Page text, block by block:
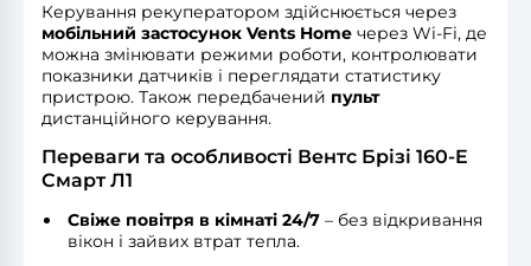
Керування рекуператором здійснюється через
мобільний застосунок Vents Home через Wi-Fi, де
можна змінювати режими роботи, контролювати
показники датчиків і переглядати статистику
пристрою. Також передбачений пульт
дистанційного керування.
Переваги та особливості Вентс Брізі 160-E
Смарт Л1
Свіже повітря в кімнаті 24/7 – без відкривання
вікон і зайвих втрат тепла.